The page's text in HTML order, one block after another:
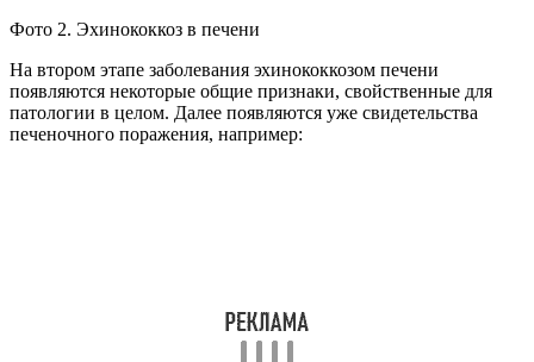
Фото 2. Эхинококкоз в печени
На втором этапе заболевания эхинококкозом печени
появляются некоторые общие признаки, свойственные для
патологии в целом. Далее появляются уже свидетельства
печеночного поражения, например: